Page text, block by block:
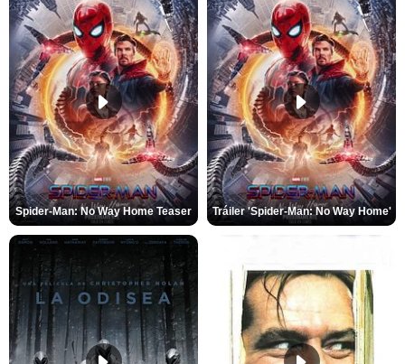
Spider-Man: No Way Home Teaser Tráiler 'Spider-Man: No Way Home'